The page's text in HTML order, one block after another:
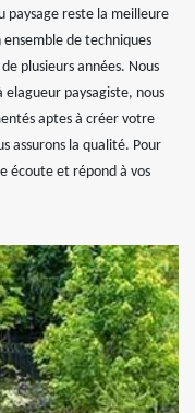
paysage reste la meilleure
de techniques
plusieurs années. Nous
paysagiste, nous
aptes à créer votre
assurons la qualité. Pour
écoute et répond à vos